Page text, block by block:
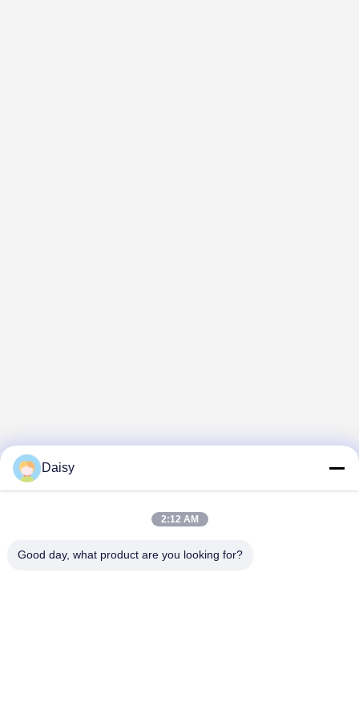
Daisy
2:12 AM
Good day, what product are you looking for?